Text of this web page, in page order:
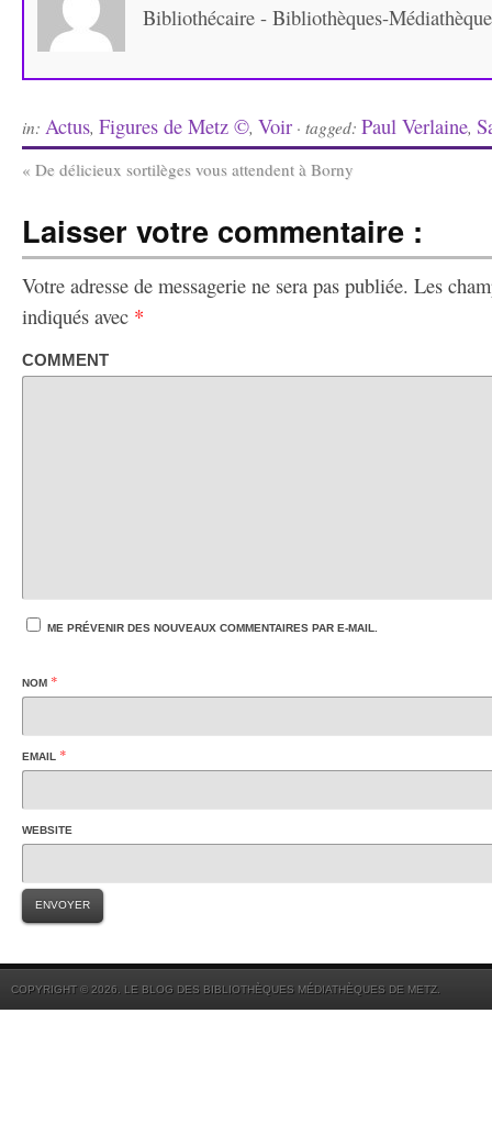
Bibliothécaire - Bibliothèques-
in: Actus, Figures de Metz ©, Voir · tagged: Paul Verlaine,
« De délicieux sortilèges vous attendent à Borny
Laisser votre commentaire :
Votre adresse de messagerie ne sera pas publiée. Les
indiqués avec *
COMMENT
ME PRÉVENIR DES NOUVEAUX COMMENTAIRES PAR E-MAIL.
NOM *
EMAIL *
WEBSITE
COPYRIGHT © 2026. LE BLOG DES BIBLIOTHÈQUES MÉDIATHÈQUES DE METZ.